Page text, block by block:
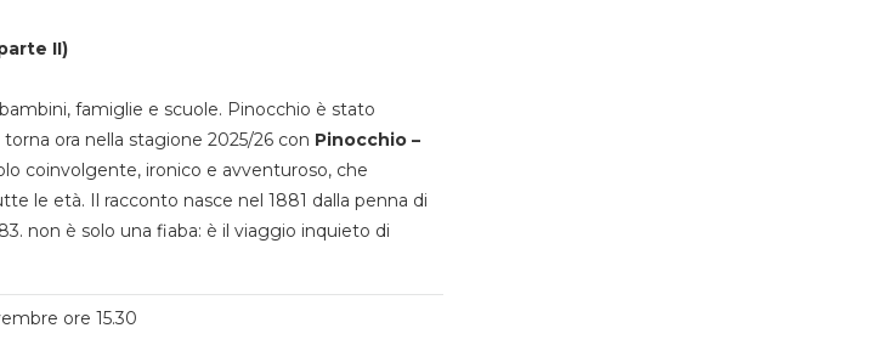
II)
famiglie e scuole. Pinocchio è stato
ora nella stagione 2025/26 con Pinocchio –
coinvolgente, ironico e avventuroso, che
le età. Il racconto nasce nel 1881 dalla penna di
non è solo una fiaba: è il viaggio inquieto di
ore 15.30